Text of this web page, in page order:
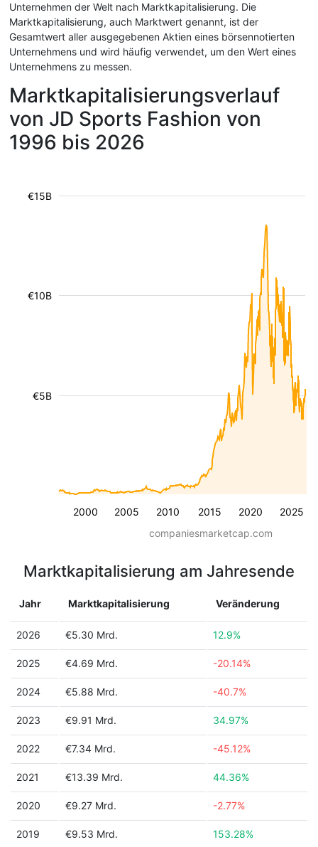
Unternehmen der Welt nach Marktkapitalisierung. Die
Marktkapitalisierung, auch Marktwert genannt, ist der
Gesamtwert aller ausgegebenen Aktien eines börsennotierten
Unternehmens und wird häufig verwendet, um den Wert eines
Unternehmens zu messen.
Marktkapitalisierungsverlauf
von JD Sports Fashion von
1996 bis 2026
2000 2005 2010 2015 2020 2025
€5B
€10B
€15B
companiesmarketcap.com
Marktkapitalisierung am Jahresende
Jahr Marktkapitalisierung Veränderung
2026 €5.30 Mrd. 12.9%
2025 €4.69 Mrd. -20.14%
2024 €5.88 Mrd. -40.7%
2023 €9.91 Mrd. 34.97%
2022 €7.34 Mrd. -45.12%
2021 €13.39 Mrd. 44.36%
2020 €9.27 Mrd. -2.77%
2019 €9.53 Mrd. 153.28%